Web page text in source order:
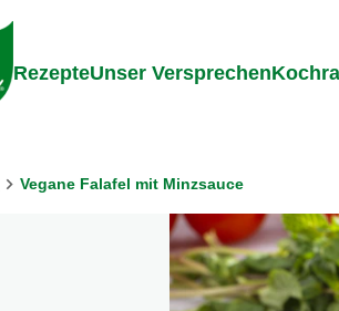
RezepteUnser Versprechen
Vegane Falafel mit Minzsauce